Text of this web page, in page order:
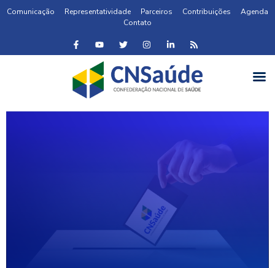
Comunicação Representatividade Parceiros Contribuições
Agenda
Contato